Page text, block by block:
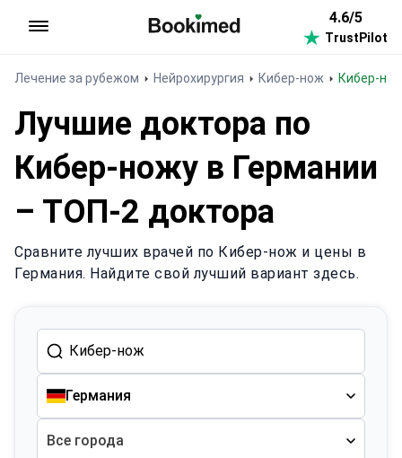
4.6/5
TrustPilot
Лечение за рубежом Нейрохирургия Кибер-нож Кибер-
Лучшие доктора по
Кибер-ножу в Германии
– ТОП-2 доктора
Сравните лучших врачей по Кибер-нож и цены в
Германия. Найдите свой лучший вариант здесь.
Германия
Все города